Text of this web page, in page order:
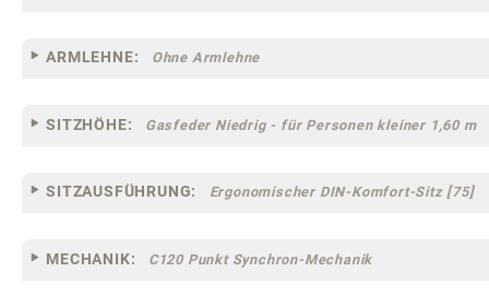
ARMLEHNE: Ohne Armlehne
SITZHÖHE: Gasfeder Niedrig - für Personen kleiner 1,60 m
SITZAUSFÜHRUNG: Ergonomischer DIN-Komfort-Sitz [75]
MECHANIK: C120 Punkt Synchron-Mechanik